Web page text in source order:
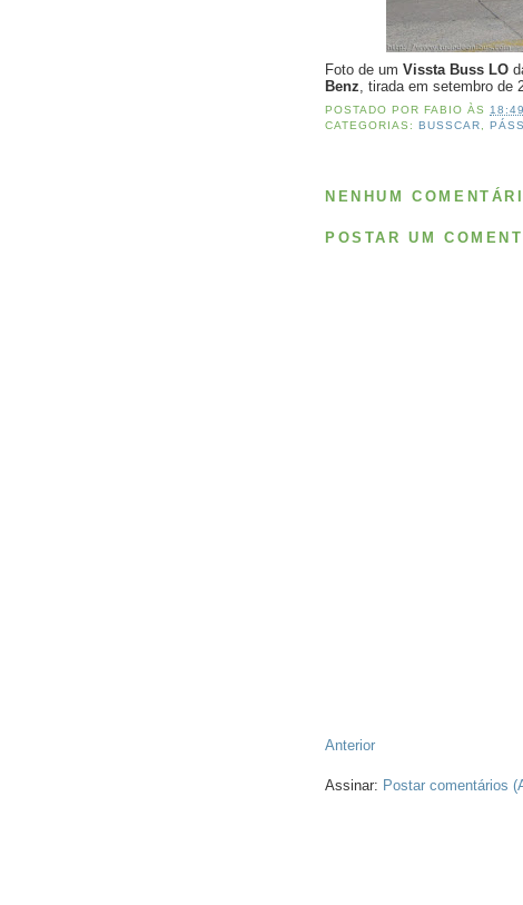
Foto de um Vissta Buss LO
Benz , tirada em setembro de
POSTADO PORFABIO ÀS18:49
CATEGORIAS:BUSSCAR,
NENHUM
POSTAR UM
Anterior
Assinar: Postar comentários